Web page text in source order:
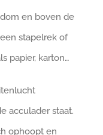
en boven de
stapelrek of
papier, karton…
acculader staat.
ophoopt en